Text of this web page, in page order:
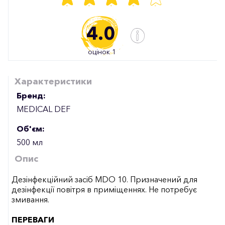
4.0
оцінок 1
Характеристики
Бренд:
MEDICAL DEF
Об'єм:
500 мл
Опис
Дезінфекційний засіб MDO 10. Призначений для
дезінфекції повітря в приміщеннях. Не потребує
змивання.
ПЕРЕВАГИ